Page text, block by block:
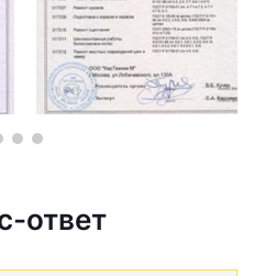
ответ